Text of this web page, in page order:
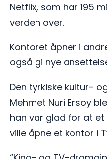
Netflix, som har 195
verden over.
Kontoret åpner i
også gi nye
Den tyrkiske kultur-
Mehmet Nuri Ersoy
han var glad for at et
ville åpne et kontor i